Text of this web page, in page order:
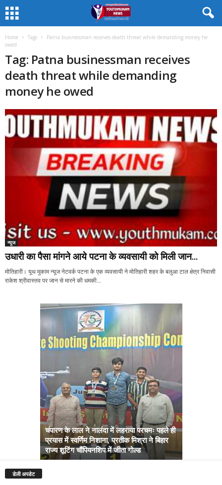
Home Tags
Patna businessman receives death threat while demanding money he
owed
Tag: Patna businessman receives
death threat while demanding
money he owed
न्यूज
उधारी का पैसा मांगने आये पटना के व्यवसायी को मिली जान...
मोतिहारी। यूथ मुकाम न्यूज नेटवर्क पटना के एक व्यवसायी ने मोतिहारी शहर के बलुआ टाल क्षेत्र निवासी
राकेश श्रीवास्तव पर जान से मारने की धमकी...
चंपारण के लाल ने नालंदा में लहराया परचमः पहले ही
प्रयास में स्वर्णिम निशाना, प्रतीक मिश्रा ने बिहार
राज्य शूटिंग चौंपियनशिप में जीता गोल्ड
डेली अपडेट